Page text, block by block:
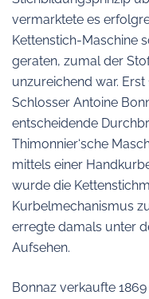
vermarktete es
Kettenstich-Maschine
geraten, zumal der
unzureichend war.
Schlosser Antoine
entscheidende
Thimonnier‘sche
mittels einer
wurde die
Kurbelmechanismus
erregte damals unter
Aufsehen.
Bonnaz verkaufte